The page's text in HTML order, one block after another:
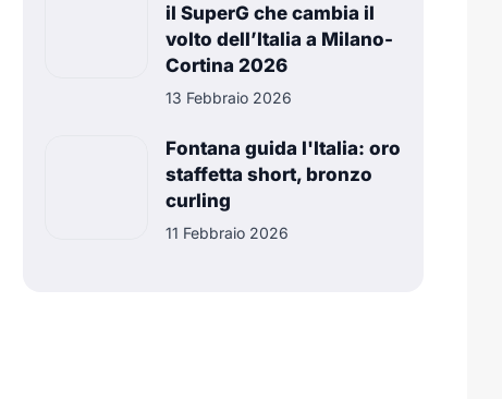
il SuperG che cambia il
volto dell’Italia a Milano-
Cortina 2026
13 Febbraio 2026
Fontana guida l'Italia: oro
staffetta short, bronzo
curling
11 Febbraio 2026